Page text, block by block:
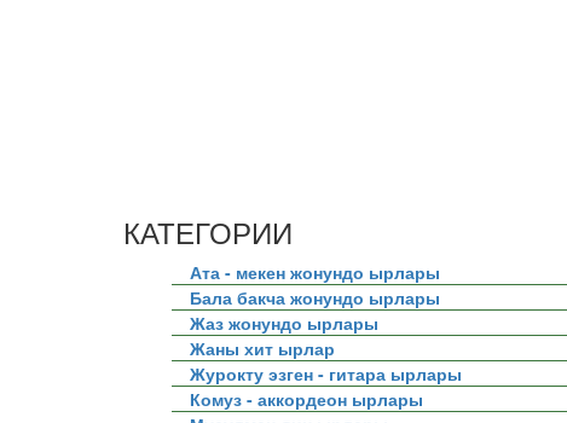
КАТЕГОРИИ
Ата - мекен жонундо ырлары
Бала бакча жонундо ырлары
Жаз жонундо ырлары
Жаны хит ырлар
Журокту эзген - гитара ырлары
Комуз - аккордеон ырлары